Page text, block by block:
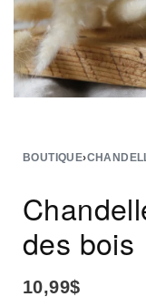
BOUTIQUE›
des bois
10,99$